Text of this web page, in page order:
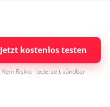
Jetzt kostenlos testen
Kein Risiko · jederzeit kündbar